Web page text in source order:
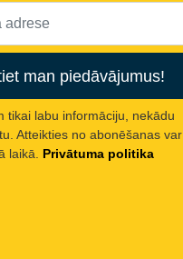
man piedāvājumus!
tikai labu informāciju, nekādu
Atteikties no abonēšanas var
laikā. Privātuma politika